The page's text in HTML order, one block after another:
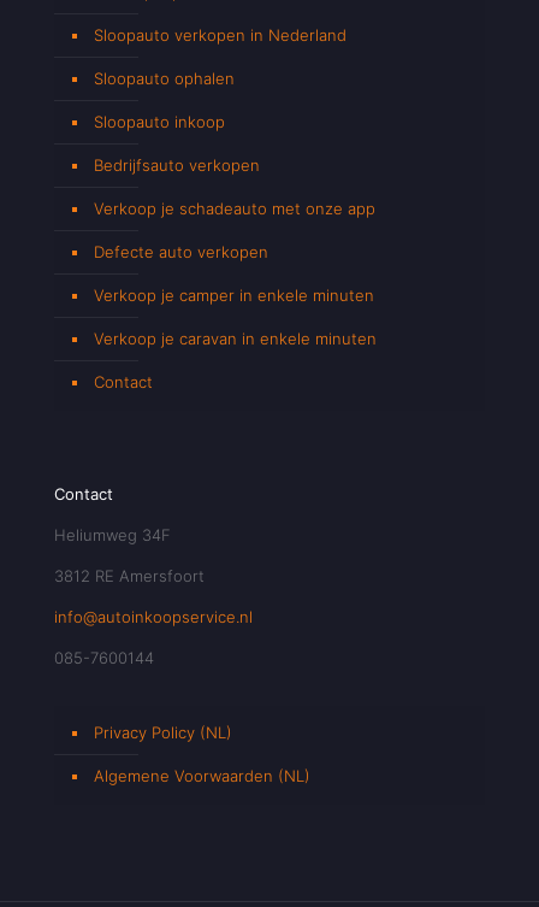
Sloopauto verkopen in Nederland
Sloopauto ophalen
Sloopauto inkoop
Bedrijfsauto verkopen
Verkoop je schadeauto met onze app
Defecte auto verkopen
Verkoop je camper in enkele minuten
Verkoop je caravan in enkele minuten
Contact
Contact
Heliumweg 34F
3812 RE Amersfoort
info@autoinkoopservice.nl
085-7600144
Privacy Policy (NL)
Algemene Voorwaarden (NL)